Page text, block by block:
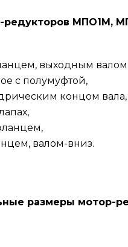
редукторов МПО1М,
выходным
с полумуфтой,
концом вала,
валом-вниз.
размеры мотор-